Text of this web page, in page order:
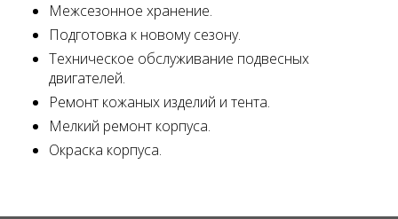
Межсезонное хранение.
Подготовка к новому сезону.
Техническое обслуживание подвесных
двигателей.
Ремонт кожаных изделий и тента.
Мелкий ремонт корпуса.
Окраска корпуса.